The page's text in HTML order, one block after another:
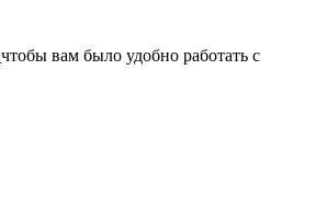
чтобы вам было удобно работать с